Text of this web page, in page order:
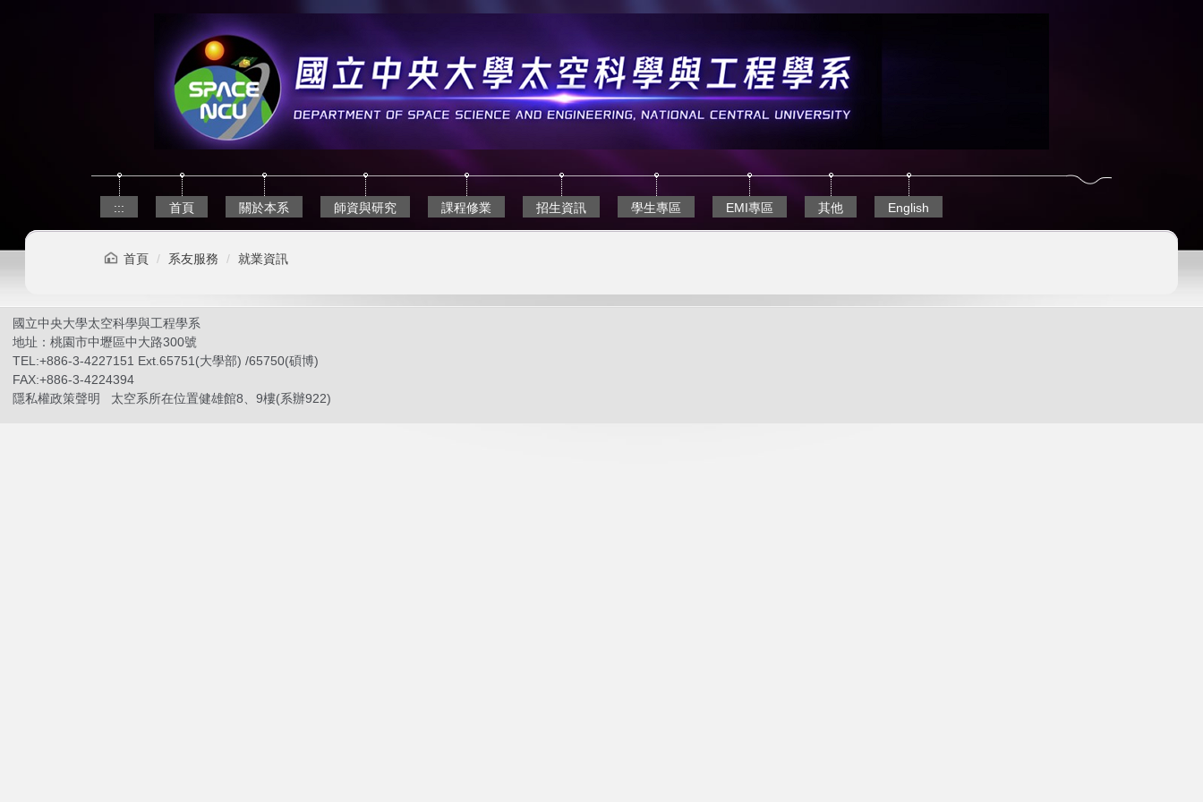
::: 首頁 關於本系 師資與研究 課程修業 招生資訊 學生專區 EMI專區 其他 English
首頁 系友服務 就業資訊
國立中央大學太空科學與工程學系
地址：桃園市中壢區中大路300號
TEL:+886-3-4227151 Ext.65751(大學部) /65750(碩博)
FAX:+886-3-4224394
隱私權政策聲明
太空系所在位置健雄館8、9樓(系辦922)